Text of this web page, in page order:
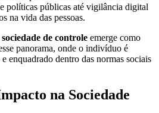
políticas públicas até vigilância digital
na vida das pessoas.
sociedade de controle emerge como
panorama, onde o indivíduo é
enquadrado dentro das normas sociais
na Sociedade